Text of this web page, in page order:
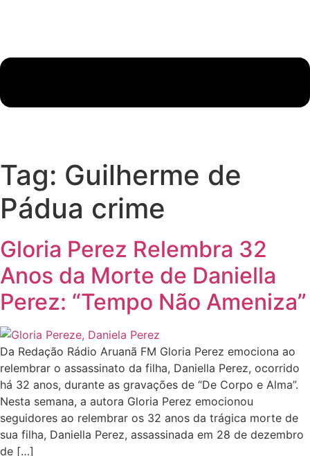
Tag: Guilherme de
Pádua crime
Gloria Perez Relembra 32
Anos da Morte de Daniella
Perez: “Tempo Não Ameniza”
Da Redação Rádio Aruanã FM Gloria Perez emociona ao
relembrar o assassinato da filha, Daniella Perez, ocorrido
há 32 anos, durante as gravações de “De Corpo e Alma”.
Nesta semana, a autora Gloria Perez emocionou
seguidores ao relembrar os 32 anos da trágica morte de
sua filha, Daniella Perez, assassinada em 28 de dezembro
de […]